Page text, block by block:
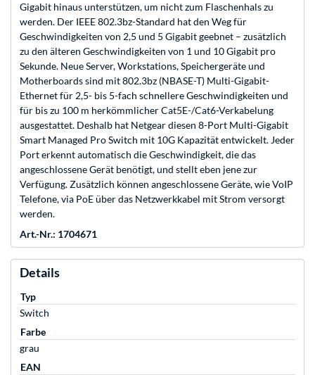
Gigabit hinaus unterstützen, um nicht zum Flaschenhals zu
werden. Der IEEE 802.3bz-Standard hat den Weg für
Geschwindigkeiten von 2,5 und 5 Gigabit geebnet – zusätzlich
zu den älteren Geschwindigkeiten von 1 und 10 Gigabit pro
Sekunde. Neue Server, Workstations, Speichergeräte und
Motherboards sind mit 802.3bz (NBASE-T) Multi-Gigabit-
Ethernet für 2,5- bis 5-fach schnellere Geschwindigkeiten und
für bis zu 100 m herkömmlicher Cat5E-/Cat6-Verkabelung
ausgestattet. Deshalb hat Netgear diesen 8-Port Multi-Gigabit
Smart Managed Pro Switch mit 10G Kapazität entwickelt. Jeder
Port erkennt automatisch die Geschwindigkeit, die das
angeschlossene Gerät benötigt, und stellt eben jene zur
Verfügung. Zusätzlich können angeschlossene Geräte, wie VoIP
Telefone, via PoE über das Netzwerkkabel mit Strom versorgt
werden.
Art.-Nr.: 1704671
Details
Typ
Switch
Farbe
grau
EAN